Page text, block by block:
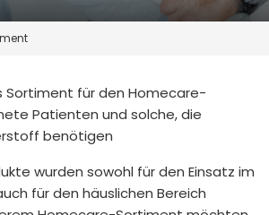
Denmark
España
France
Turkey
Sortiment für den Homecare-
Patienten und solche, die
benötigen
wurden sowohl für den Einsatz im
für den häuslichen Bereich